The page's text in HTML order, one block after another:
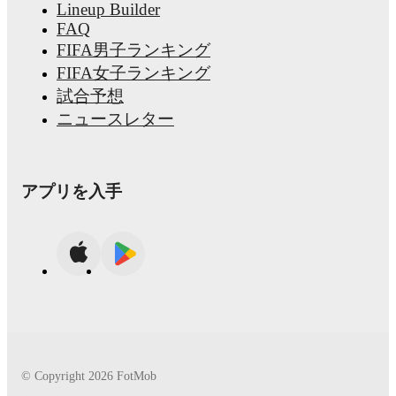
Lineup Builder
FAQ
FIFA男子ランキング
FIFA女子ランキング
試合予想
ニュースレター
アプリを入手
© Copyright 2026 FotMob